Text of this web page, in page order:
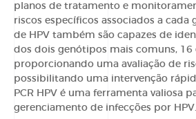
planos de tratamento e
riscos específicos associados a cada
de HPV também são capazes de
dos dois genótipos mais comuns, 16
proporcionando uma avaliação de
possibilitando uma intervenção
PCR HPV é uma ferramenta valiosa
gerenciamento de infecções por HPV.